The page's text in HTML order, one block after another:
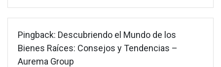
Pingback: Descubriendo el Mundo de los
Bienes Raíces: Consejos y Tendencias –
Aurema Group